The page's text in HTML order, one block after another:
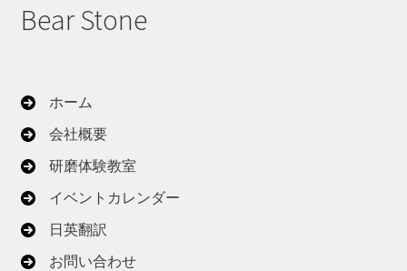
Bear Stone
ホーム
会社概要
研磨体験教室
イベントカレンダー
日英翻訳
お問い合わせ